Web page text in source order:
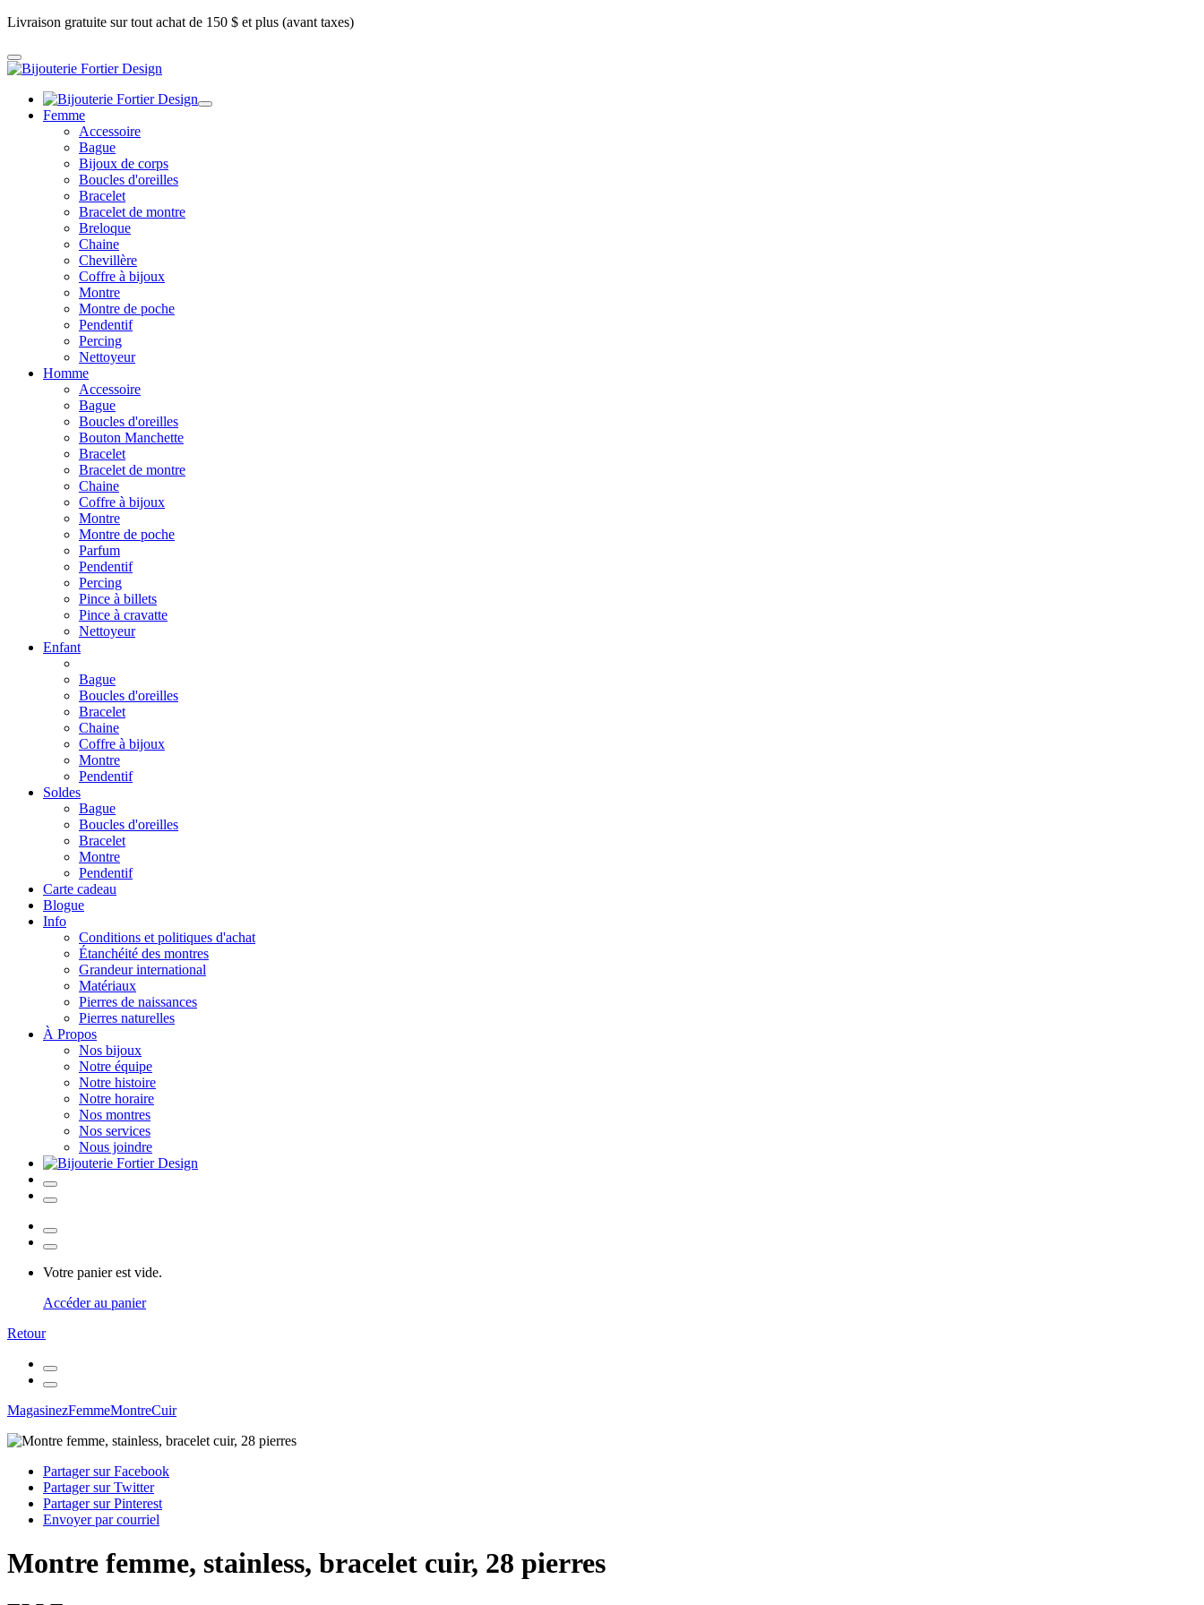
Livraison gratuite sur tout achat de 150 $ et plus (avant taxes)
Femme
Accessoire
Bague
Bijoux de corps
Boucles d'oreilles
Bracelet
Bracelet de montre
Breloque
Chaine
Chevillère
Coffre à bijoux
Montre
Montre de poche
Pendentif
Percing
Nettoyeur
Homme
Accessoire
Bague
Boucles d'oreilles
Bouton Manchette
Bracelet
Bracelet de montre
Chaine
Coffre à bijoux
Montre
Montre de poche
Parfum
Pendentif
Percing
Pince à billets
Pince à cravatte
Nettoyeur
Enfant
Bague
Boucles d'oreilles
Bracelet
Chaine
Coffre à bijoux
Montre
Pendentif
Soldes
Bague
Boucles d'oreilles
Bracelet
Montre
Pendentif
Carte cadeau
Blogue
Info
Conditions et politiques d'achat
Étanchéité des montres
Grandeur international
Matériaux
Pierres de naissances
Pierres naturelles
À Propos
Nos bijoux
Notre équipe
Notre histoire
Notre horaire
Nos montres
Nos services
Nous joindre
Votre panier est vide.
Accéder au panier
Retour
MagasinezFemmeMontreCuir
Partager sur Facebook
Partager sur Twitter
Partager sur Pinterest
Envoyer par courriel
Montre femme, stainless, bracelet cuir, 28 pierres